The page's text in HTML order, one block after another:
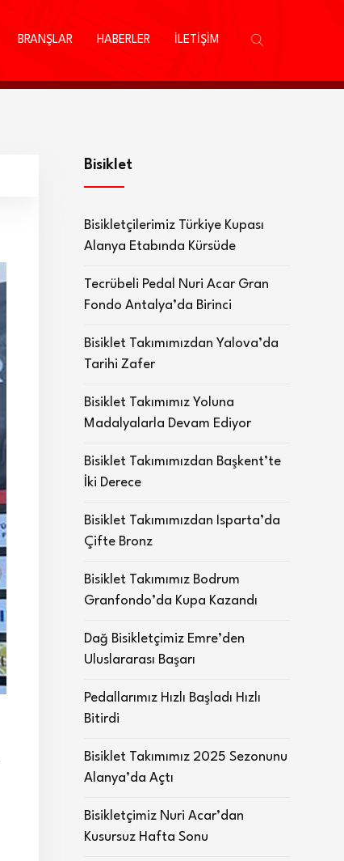
BRANŞLAR HABERLER İLETİŞİM
Bisiklet
Bisikletçilerimiz Türkiye Kupası
Alanya Etabında Kürsüde
Tecrübeli Pedal Nuri Acar Gran
Fondo Antalya’da Birinci
Bisiklet Takımımızdan Yalova’da
Tarihi Zafer
Bisiklet Takımımız Yoluna
Madalyalarla Devam Ediyor
Bisiklet Takımımızdan Başkent’te
İki Derece
Bisiklet Takımımızdan Isparta’da
Çifte Bronz
Bisiklet Takımımız Bodrum
Granfondo’da Kupa Kazandı
Dağ Bisikletçimiz Emre’den
Uluslararası Başarı
Pedallarımız Hızlı Başladı Hızlı
Bitirdi
Bisiklet Takımımız 2025 Sezonunu
Alanya’da Açtı
Bisikletçimiz Nuri Acar’dan
Kusursuz Hafta Sonu